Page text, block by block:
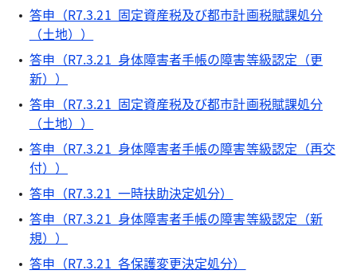
答申（R7.3.21 固定資産税及び都市計画税賦課処分
（土地））
答申（R7.3.21 身体障害者手帳の障害等級認定（更
新））
答申（R7.3.21 固定資産税及び都市計画税賦課処分
（土地））
答申（R7.3.21 身体障害者手帳の障害等級認定（再交
付））
答申（R7.3.21 一時扶助決定処分）
答申（R7.3.21 身体障害者手帳の障害等級認定（新
規））
答申（R7.3.21 各保護変更決定処分）